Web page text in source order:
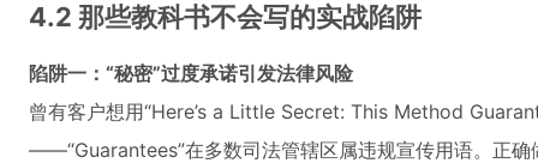
4.2 那些教科书不会写的实战陷阱
陷阱一：“秘密”过度承诺引发法律风险
曾有客户想用“Here’s a Little Secret: This Method
——“Guarantees”在多数司法管辖区属违规宣传用语。正确